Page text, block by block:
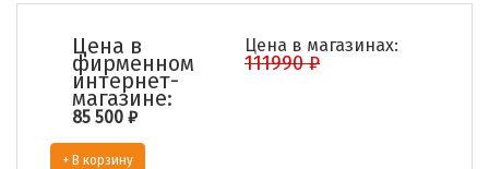
Цена в
фирменном
интернет-
магазине:
85 500 ₽
Цена в магазинах:
111990 ₽
+ В корзину